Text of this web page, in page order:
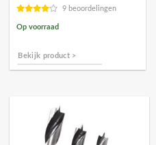
9 beoordelingen
Op voorraad
Bekijk product >